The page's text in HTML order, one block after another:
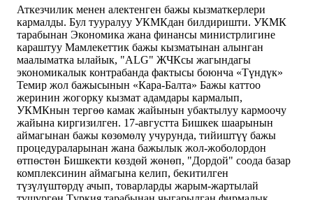
Аткезчилик менен алектенген бажы кызматкерлери
кармалды. Бул тууралуу УКМКдан билдиришти. УКМК
тарабынан Экономика жана финансы министрлигине
караштуу Мамлекеттик бажы кызматынан алынган
маалыматка ылайык, "ALG" ЖЧКсы жагындагы
экономикалык контрабанда фактысы боюнча «Түндүк»
Темир жол бажысынын «Кара-Балта» Бажы каттоо
жеринин жогорку кызмат адамдары кармалып,
УКМКнын тергөө камак жайынын убактылуу кармоочу
жайына киргизилген. 17-августта Бишкек шаарынын
аймагынан бажы көзөмөлү учурунда, тийиштүү бажы
процедураларынан жана бажылык жол-жоболордон
өтпөстөн Бишкекти көздөй жөнөп, "Дордой" соода базар
комплексинин аймагына келип, бекитилген
түзүлүштөрдү ачып, товарларды жарым-жартылай